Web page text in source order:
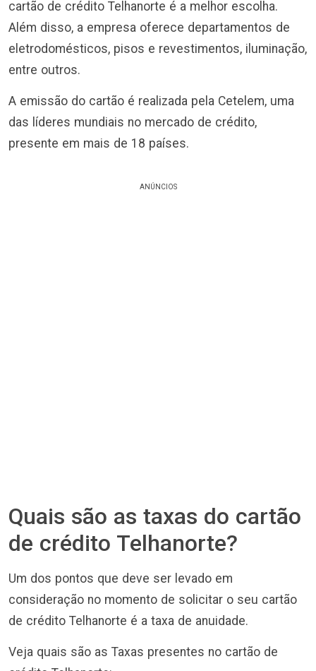
cartão de crédito Telhanorte é a melhor escolha.
Além disso, a empresa oferece departamentos de
eletrodomésticos, pisos e revestimentos, iluminação,
entre outros.
A emissão do cartão é realizada pela Cetelem, uma
das líderes mundiais no mercado de crédito,
presente em mais de 18 países.
ANÚNCIOS
Quais são as taxas do cartão
de crédito Telhanorte?
Um dos pontos que deve ser levado em
consideração no momento de solicitar o seu cartão
de crédito Telhanorte é a taxa de anuidade.
Veja quais são as Taxas presentes no cartão de